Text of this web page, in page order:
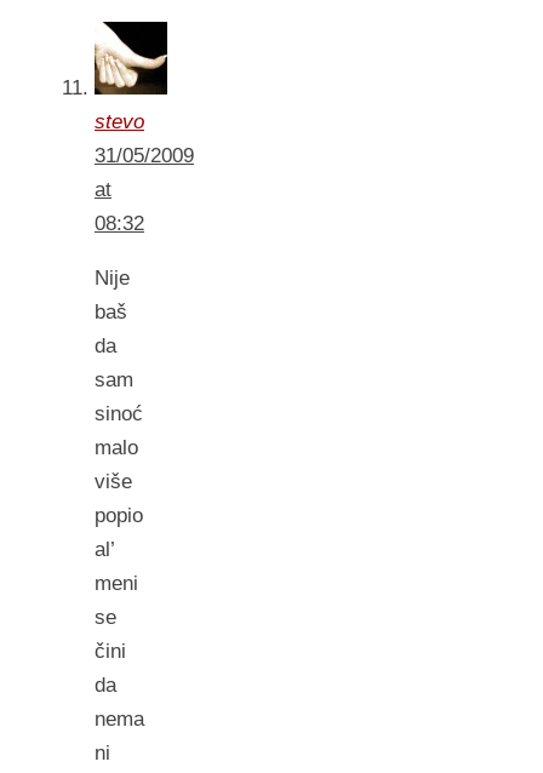
stevo
31/05/2009
at
08:32
Nije
baš
da
sam
sinoć
malo
više
popio
al’
meni
se
čini
da
nema
ni